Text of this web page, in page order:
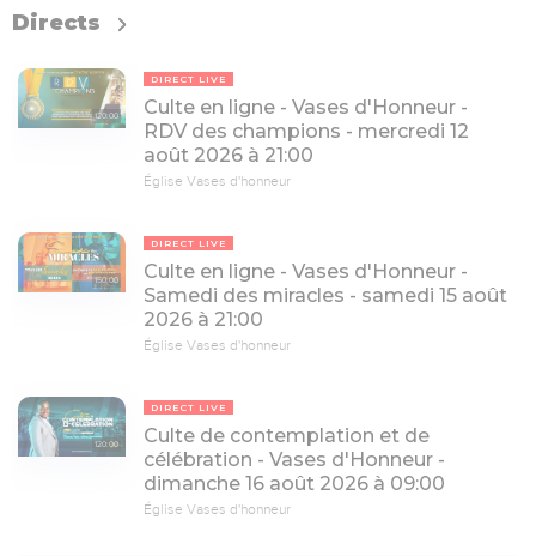
Directs
120:00
DIRECT LIVE
Culte en ligne - Vases d'Honneur -
RDV des champions - mercredi 12
août 2026 à 21:00
Église Vases d'honneur
150:00
DIRECT LIVE
Culte en ligne - Vases d'Honneur -
Samedi des miracles - samedi 15 août
2026 à 21:00
Église Vases d'honneur
120:00
DIRECT LIVE
Culte de contemplation et de
célébration - Vases d'Honneur -
dimanche 16 août 2026 à 09:00
Église Vases d'honneur